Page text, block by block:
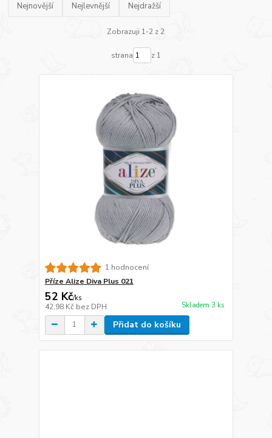
Nejnovější Nejlevnější Nejdražší
Zobrazuji 1-2 z 2
strana z 1
1 hodnocení
Příze Alize Diva Plus 021
52 Kč/ks
42,98 Kč bez DPH Skladem 3 ks
Přidat do košíku